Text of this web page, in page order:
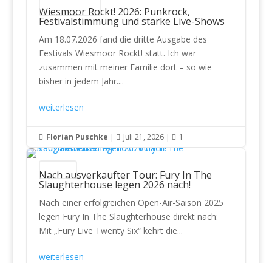
Konzertberichte
Wiesmoor Rockt! 2026: Punkrock,
Festivalstimmung und starke Live-Shows
Am 18.07.2026 fand die dritte Ausgabe des
Festivals Wiesmoor Rockt! statt. Ich war
zusammen mit meiner Familie dort – so wie
bisher in jedem Jahr....
weiterlesen
 Florian Puschke |  Juli 21, 2026|  1
Konzerte
Nach ausverkaufter Tour: Fury In The
Slaughterhouse legen 2026 nach!
Nach einer erfolgreichen Open-Air-Saison 2025
legen Fury In The Slaughterhouse direkt nach:
Mit „Fury Live Twenty Six“ kehrt die...
weiterlesen